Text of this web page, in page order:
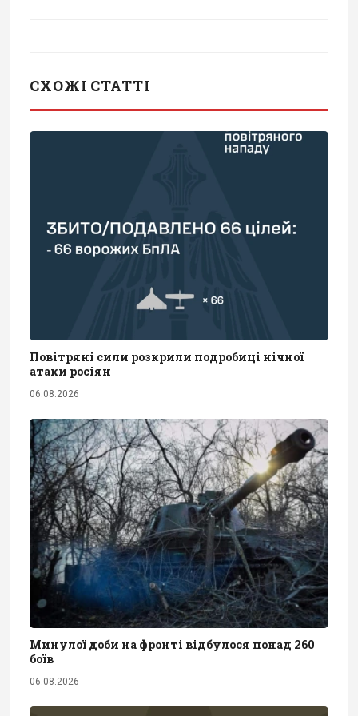
СХОЖІ СТАТТІ
Повітряні сили розкрили подробиці нічної
атаки росіян
06.08.2026
Минулої доби на фронті відбулося понад 260
боїв
06.08.2026